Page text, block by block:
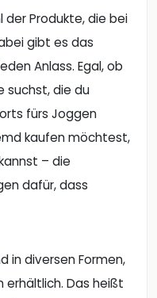
der Produkte, die bei
gibt es das
Anlass. Egal, ob
suchst, die du
fürs Joggen
kaufen möchtest,
– die
dafür, dass
in diversen Formen,
erhältlich. Das heißt